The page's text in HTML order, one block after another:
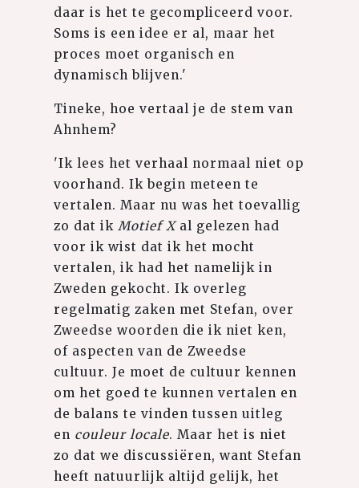
daar is het te gecompliceerd voor.
Soms is een idee er al, maar het
proces moet organisch en
dynamisch blijven.'
Tineke, hoe vertaal je de stem van
Ahnhem?
'Ik lees het verhaal normaal niet op
voorhand. Ik begin meteen te
vertalen. Maar nu was het toevallig
zo dat ik Motief Xal gelezen had
voor ik wist dat ik het mocht
vertalen, ik had het namelijk in
Zweden gekocht. Ik overleg
regelmatig zaken met Stefan, over
Zweedse woorden die ik niet ken,
of aspecten van de Zweedse
cultuur. Je moet de cultuur kennen
om het goed te kunnen vertalen en
de balans te vinden tussen uitleg
en couleur locale. Maar het is niet
zo dat we discussiëren, want Stefan
heeft natuurlijk altijd gelijk, het